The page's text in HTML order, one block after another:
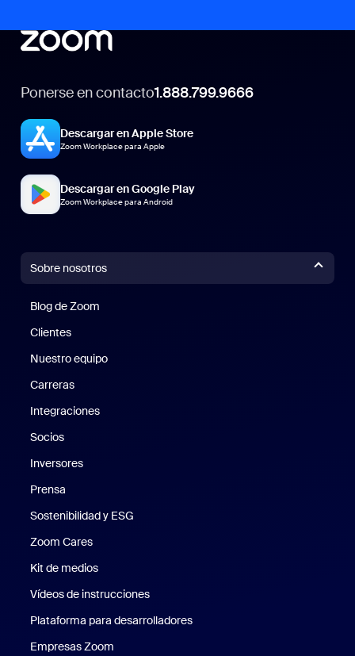
Ponerse en contacto1.888.799.9666
Descargar en Apple Store
Zoom Workplace para Apple
Descargar en Google Play
Zoom Workplace para Android
Sobre nosotros
Blog de Zoom
Clientes
Nuestro equipo
Carreras
Integraciones
Socios
Inversores
Prensa
Sostenibilidad y ESG
Zoom Cares
Kit de medios
Vídeos de instrucciones
Plataforma para desarrolladores
Empresas Zoom